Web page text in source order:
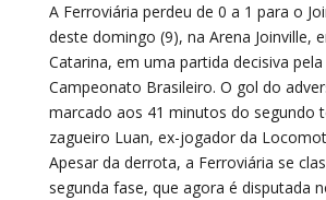
A Ferroviária perdeu de 0 a 1 para o
deste domingo (9), na Arena Joinville,
Catarina, em uma partida decisiva
Campeonato Brasileiro. O gol do
marcado aos 41 minutos do segundo
zagueiro Luan, ex-jogador da
Apesar da derrota, a Ferroviária se
segunda fase, que agora é disputada